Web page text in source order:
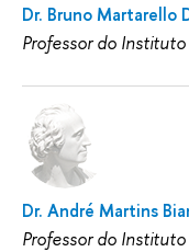
Dr. Bruno Martarello
Professor do
Dr. André Martins
Professor do